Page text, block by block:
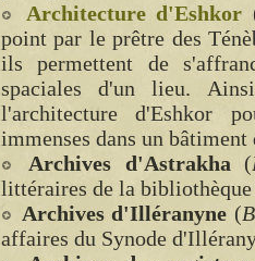
Architecture d'Eshkor
point par le prêtre des
ils permettent de
spaciales d'un lieu.
l'architecture d'Eshkor
immenses dans un
Archives d'Astrakha (
littéraires de la
Archives d'Illéranyne (
affaires du Synode